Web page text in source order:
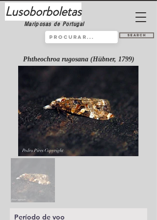
Lusoborboletas
Mariposas de Portugal
Search
Phtheochroa rugosana (Hübner, 1799)
Período de voo